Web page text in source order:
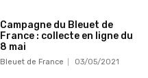
Campagne du Bleuet de
France : collecte en ligne du
8 mai
Bleuet de France 03/05/2021